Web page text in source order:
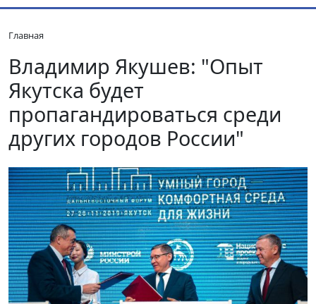
Главная
Владимир Якушев: "Опыт
Якутска будет
пропагандироваться среди
других городов России"